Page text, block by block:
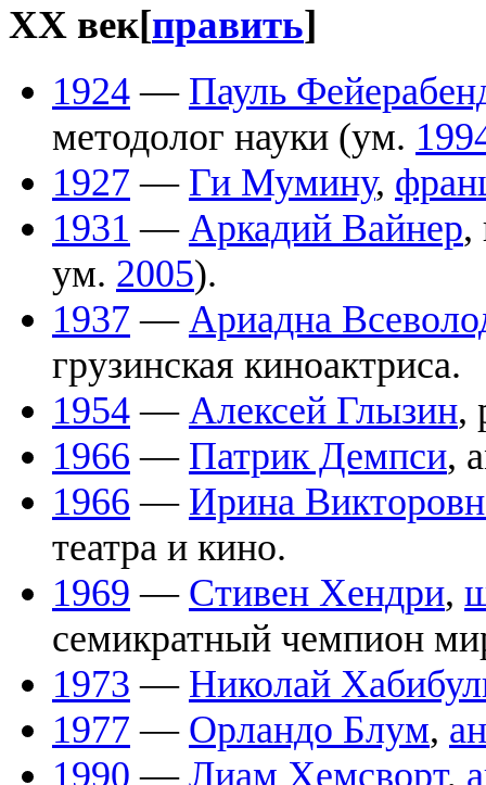
XX век[править]
1924 — Пауль
методолог науки (ум.
1927 — Ги Мумину,
1931 — Аркадий Вайнер,
ум. 2005).
1937 — Ариадна
грузинская киноактриса.
1954 — Алексей Глызин,
1966 — Патрик Демпси,
1966 — Ирина
театра и кино.
1969 — Стивен Хендри,
семикратный чемпион
1973 — Николай
1977 — Орландо Блум,
1990 — Лиам Хемсворт,